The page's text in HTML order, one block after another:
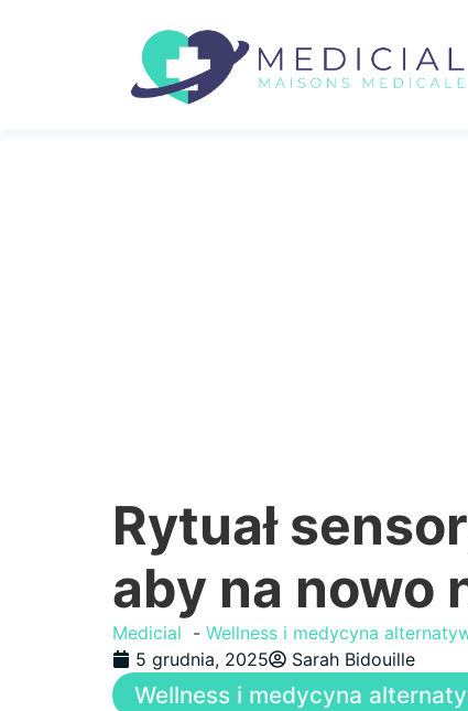
Rytuał
aby na nowo
Medicial Wellness i medycyna
5 grudnia, 2025
Sarah Bidouille
Wellness i medycyna